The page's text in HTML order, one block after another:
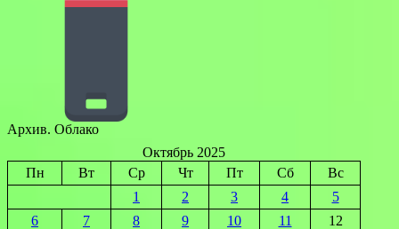
Архив. Облако
Октябрь 2025
Пн
Вт Ср Чт Пт Сб
Вс
1
2 3 4
5
6
7 8 9 10 11
12